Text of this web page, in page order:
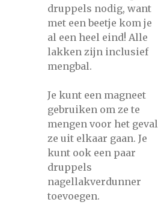
druppels nodig, want
met een beetje kom je
al een heel eind! Alle
lakken zijn inclusief
mengbal.
Je kunt een magneet
gebruiken om ze te
mengen voor het geval
ze uit elkaar gaan. Je
kunt ook een paar
druppels
nagellakverdunner
toevoegen.